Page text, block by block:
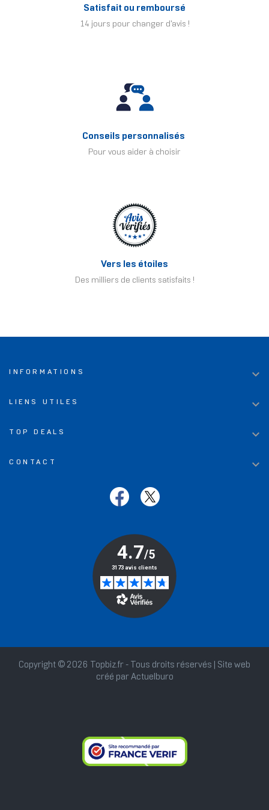
Satisfait ou remboursé
14 jours pour changer d'avis !
Conseils personnalisés
Pour vous aider à choisir
Vers les étoiles
Des milliers de clients satisfaits !
INFORMATIONS 
LIENS UTILES 
TOP DEALS 
CONTACT 
Copyright © 2026 Topbiz.fr - Tous droits réservés | Site web
créé par Actuelburo